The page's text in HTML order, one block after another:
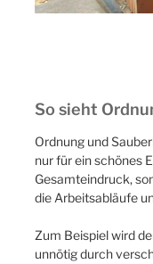
So sieht
Ordnung und
nur für ein schönes
Gesamteindruck,
die Arbeitsabläufe
Zum Beispiel wird
unnötig durch